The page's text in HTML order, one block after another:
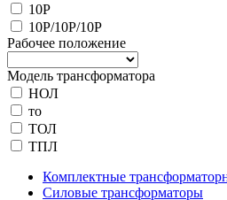
10Р
10Р/10Р/10Р
Рабочее положение
Модель трансформатора
НОЛ
то
ТОЛ
ТПЛ
Комплектные
Силовые трансформаторы